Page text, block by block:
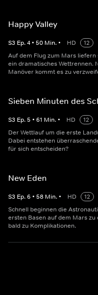
Happy Valley
S3 Ep.4 • 50 Min. • HD
12
Auf dem Flug zum Mars
ein dramatisches Wettrennen.
Manöver kommt es zu
Sieben Minuten des
S3 Ep.5 • 61 Min. • HD
12
Der Wettlauf um die erste
Dabei entstehen
für sich entscheiden?
New Eden
S3 Ep.6 • 58 Min. • HD
12
Schnell beginnen die
ersten Basen auf dem Mars
bald zu Komplikationen.